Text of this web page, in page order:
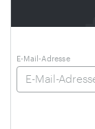
E-Mail-Adresse